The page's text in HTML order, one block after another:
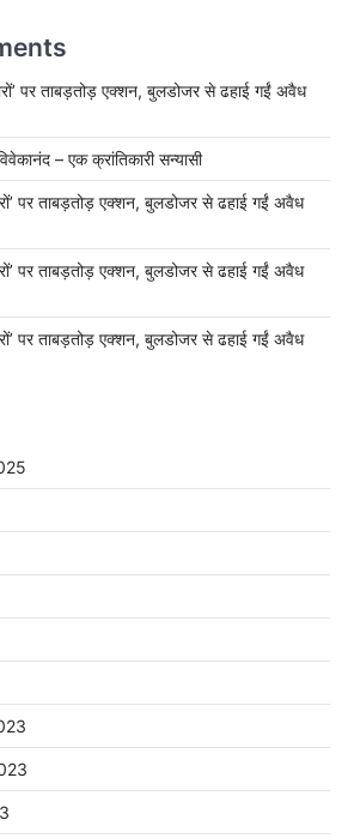
पर ताबड़तोड़ एक्शन, बुलडोजर से ढहाई गईं अवैध
– एक क्रांतिकारी सन्यासी
पर ताबड़तोड़ एक्शन, बुलडोजर से ढहाई गईं अवैध
पर ताबड़तोड़ एक्शन, बुलडोजर से ढहाई गईं अवैध
पर ताबड़तोड़ एक्शन, बुलडोजर से ढहाई गईं अवैध